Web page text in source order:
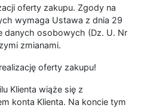
oferty zakupu. Zgody na
wymaga Ustawa z dnia 29
danych osobowych (Dz. U. Nr
zmianami.
oferty zakupu!
Klienta wiąże się z
konta Klienta. Na koncie tym